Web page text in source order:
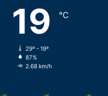
19 ℃
29º - 19º
87%
2.68 km/h